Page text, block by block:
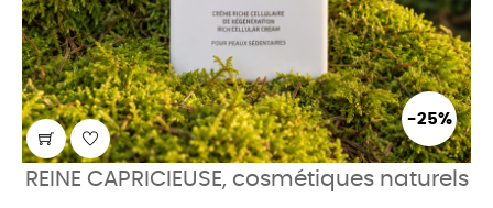
-25%
REINE CAPRICIEUSE, cosmétiques naturels